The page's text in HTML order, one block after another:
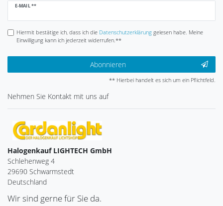
E-MAIL **
Newsletter
Hiermit bestätige ich, dass ich die Daten­schutz­erklärunggelesen habe. Meine
Einwilligung kann ich jederzeit widerrufen.**
Abonnieren
** Hierbei handelt es sich um ein Pflichtfeld.
Nehmen Sie Kontakt mit uns auf
Halogenkauf LIGHTECH GmbH
Schlehenweg 4
29690 Schwarmstedt
Deutschland
Wir sind gerne für Sie da.